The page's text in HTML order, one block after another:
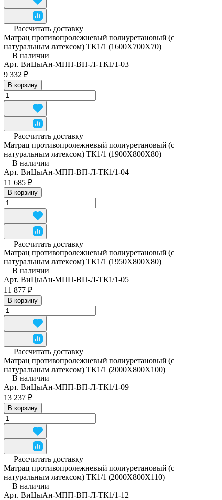
Рассчитать доставку
Матрац противопролежневый полиуретановый (с
натуральным латексом) ТК1/1 (1600Х700Х70)
В наличии
Арт. ВиЦыАн-МПП-ВП-Л-ТК1/1-03
9 332 ₽
В корзину
Рассчитать доставку
Матрац противопролежневый полиуретановый (с
натуральным латексом) ТК1/1 (1900Х800Х80)
В наличии
Арт. ВиЦыАн-МПП-ВП-Л-ТК1/1-04
11 685 ₽
В корзину
Рассчитать доставку
Матрац противопролежневый полиуретановый (с
натуральным латексом) ТК1/1 (1950Х800Х80)
В наличии
Арт. ВиЦыАн-МПП-ВП-Л-ТК1/1-05
11 877 ₽
В корзину
Рассчитать доставку
Матрац противопролежневый полиуретановый (с
натуральным латексом) ТК1/1 (2000Х800Х100)
В наличии
Арт. ВиЦыАн-МПП-ВП-Л-ТК1/1-09
13 237 ₽
В корзину
Рассчитать доставку
Матрац противопролежневый полиуретановый (с
натуральным латексом) ТК1/1 (2000Х800Х110)
В наличии
Арт. ВиЦыАн-МПП-ВП-Л-ТК1/1-12